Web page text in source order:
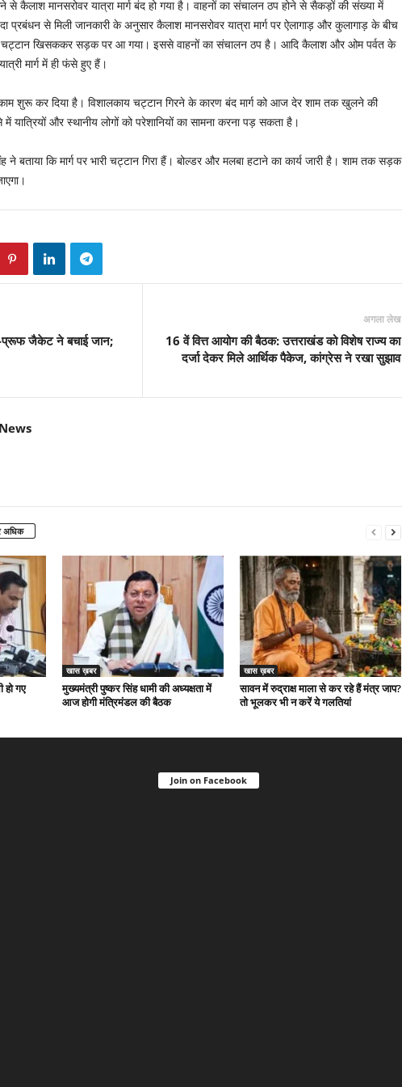
से कैलाश मानसरोवर यात्रा मार्ग बंद हो गया है। वाहनों का संचालन ठप होने से सैकड़ों की संख्या में
प्रबंधन से मिली जानकारी के अनुसार कैलाश मानसरोवर यात्रा मार्ग पर ऐलागाड़ और कुलागाड़ के बीच
चट्टान खिसककर सड़क पर आ गया। इससे वाहनों का संचालन ठप है। आदि कैलाश और ओम पर्वत के
मार्ग में ही फंसे हुए हैं।
शुरू कर दिया है। विशालकाय चट्टान गिरने के कारण बंद मार्ग को आज देर शाम तक खुलने की
यात्रियों और स्थानीय लोगों को परेशानियों का सामना करना पड़ सकता है।
ने बताया कि मार्ग पर भारी चट्टान गिरा हैं। बोल्डर और मलबा हटाने का कार्य जारी है। शाम तक सड़क
जैकेट ने बचाई जान;
अगला लेख
16 वें वित्त आयोग की बैठक: उत्तराखंड को विशेष राज्य का
दर्जा देकर मिले आर्थिक पैकेज, कांग्रेस ने रखा सुझाव
गए
खास ख़बर
मुख्यमंत्री पुष्कर सिंह धामी की अध्यक्षता में
आज होगी मंत्रिमंडल की बैठक
खास ख़बर
सावन में रुद्राक्ष माला से कर रहे हैं मंत्र जाप?
तो भूलकर भी न करें ये गलतियां
Join on Facebook